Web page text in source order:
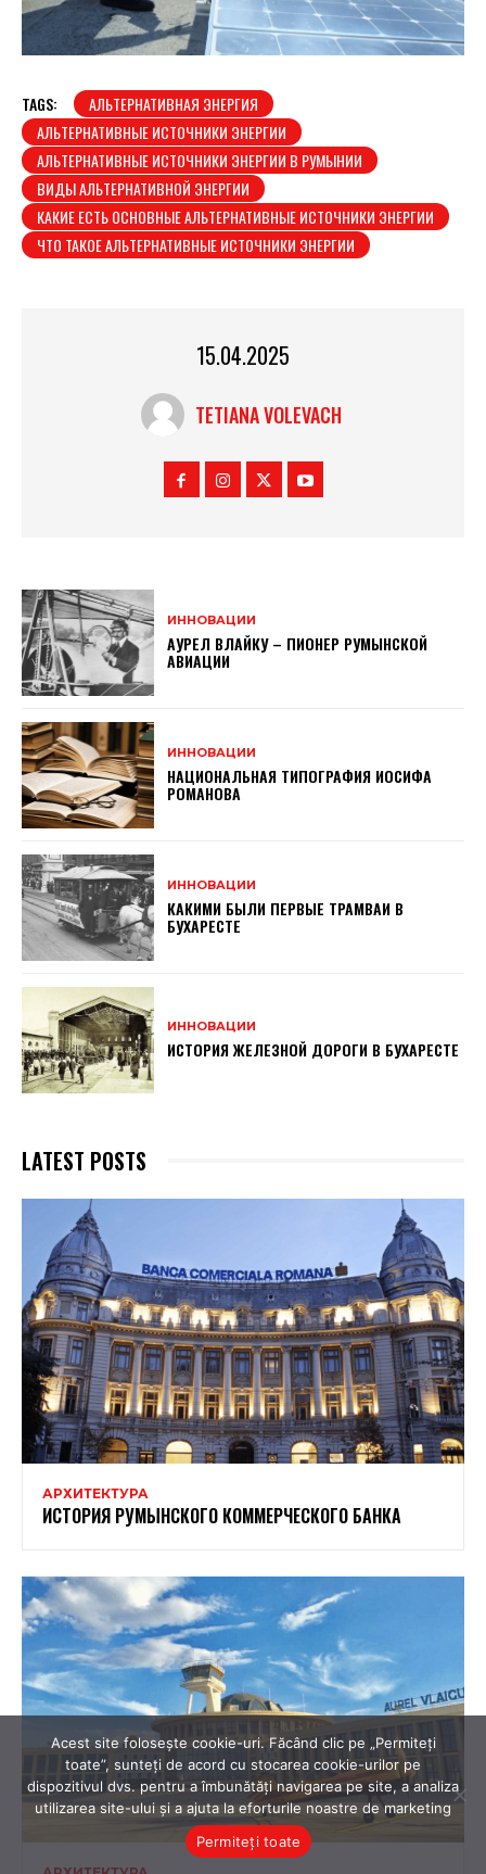
Acest site folosește cookie-uri. Făcând clic pe „Permiteți
toate”, sunteți de acord cu stocarea cookie-urilor pe
dispozitivul dvs. pentru a îmbunătăți navigarea pe site, a analiza
utilizarea site-ului și a ajuta la eforturile noastre de marketing
Permiteți toate